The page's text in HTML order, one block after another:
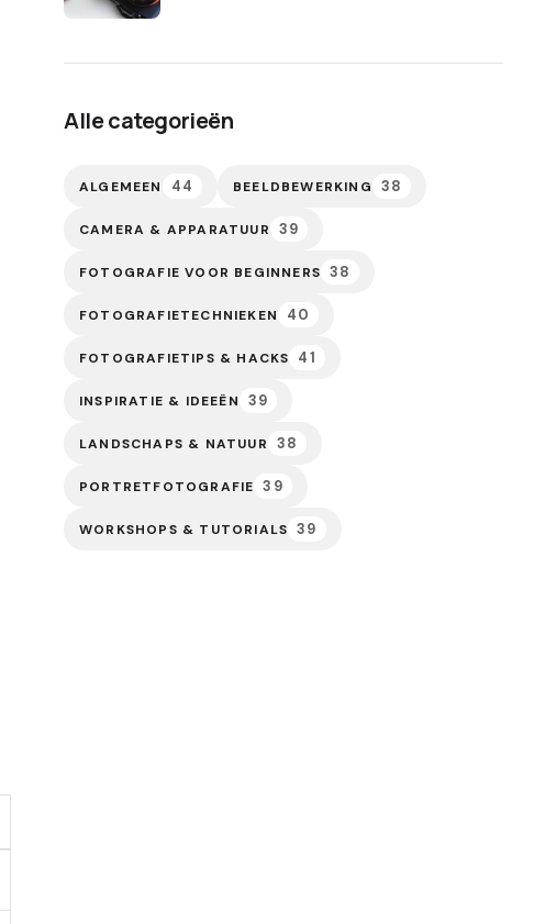
Alle categorieën
ALGEMEEN 44 BEELDBEWERKING 38
CAMERA & APPARATUUR 39
FOTOGRAFIE VOOR BEGINNERS 38
FOTOGRAFIETECHNIEKEN 40
FOTOGRAFIETIPS & HACKS 41
INSPIRATIE & IDEEËN 39
LANDSCHAPS & NATUUR 38
PORTRETFOTOGRAFIE 39
WORKSHOPS & TUTORIALS 39